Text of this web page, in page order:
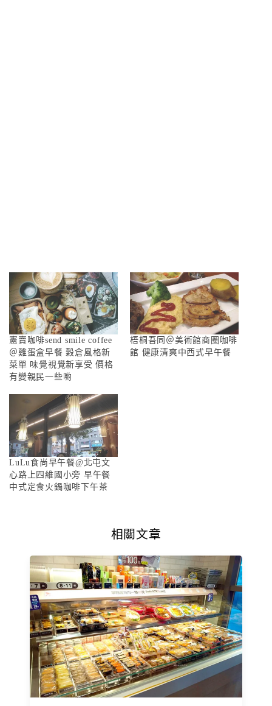
憲賣咖啡send smile coffee
＠雞蛋盒早餐 穀倉風格新
菜單 味覺視覺新享受 價格
有變親民一些喲
梧桐吾同＠美術館商圈咖啡
館 健康清爽中西式早午餐
LuLu食尚早午餐@北屯文
心路上四維國小旁 早午餐
中式定食火鍋咖啡下午茶
相關文章